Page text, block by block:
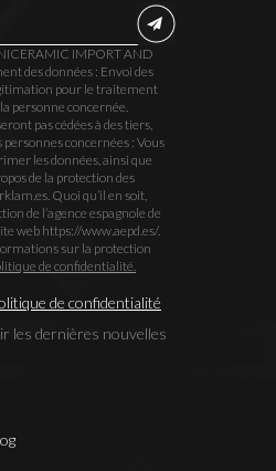
IMPORT AND
des données : Envoi des
pour le traitement
personne concernée.
pas cédées à des tiers,
concernées : Vous
les données, ainsi que
de la protection des
Quoi qu’il en soit,
de l’agence espagnole de
web https://www.aepd.es/.
sur la protection
de confidentialité.
de confidentialité
les dernières nouvelles